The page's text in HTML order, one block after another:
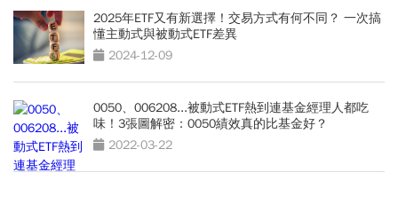
2025年ETF又有新選擇！交易方式有何不同？ 一次搞
懂主動式與被動式ETF差異
2024-12-09
0050、006208...被動式ETF熱到連基金經理人都吃
味！3張圖解密：0050績效真的比基金好？
2022-03-22